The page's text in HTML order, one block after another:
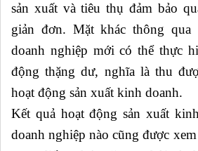
sản xuất và tiêu thụ đảm bảo
giản đơn. Mặt khác thông qua
doanh nghiệp mới có thể thực
động thặng dư, nghĩa là thu
hoạt động sản xuất kinh doanh.
Kết quả hoạt động sản xuất
doanh nghiệp nào cũng được